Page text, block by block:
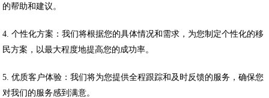
的帮助和建议。
4. 个性化方案：我们将根据您的具体情况和需求，为您制定个性化的移
民方案，以最大程度地提高您的成功率。
5. 优质客户体验：我们将为您提供全程跟踪和及时反馈的服务，确保您
对我们的服务感到满意。